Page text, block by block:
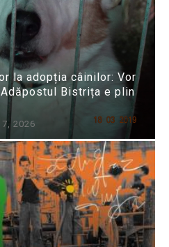
la adopția câinilor: Vor
Adăpostul Bistrița e plin
2026